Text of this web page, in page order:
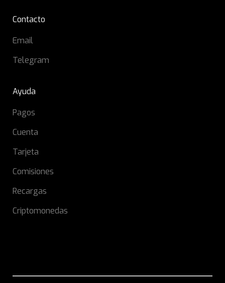
Contacto
Email
Telegram
Ayuda
Pagos
Cuenta
Tarjeta
Comisiones
Recargas
Criptomonedas